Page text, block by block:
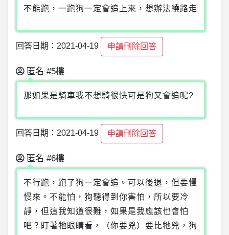
不能跑，一跑狗一定會追上來，想辦法繞路走
回答日期：2021-04-19 申請刪除回答
匿名 #5樓
那如果是騎車我不想騎很快可是狗又會追呢?
回答日期：2021-04-19 申請刪除回答
匿名 #6樓
不行跑，跑了狗一定會追。可以後退，但要慢
慢來。不能怕，狗聽得到你害怕，所以要冷
靜，但這我知道很難，如果是我應該也會怕
吧？盯著牠眼睛看，（你要兇）要比牠兇，狗